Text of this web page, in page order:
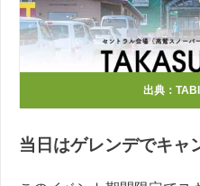
出典：
当日はゲレンデでキャ